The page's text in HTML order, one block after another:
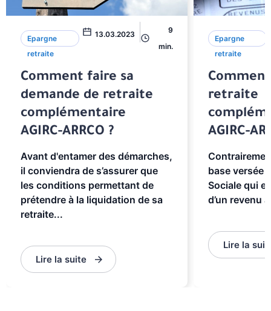
Epargne
retraite
13.03.2023
9
min.
Comment faire sa
demande de retraite
complémentaire
AGIRC-ARRCO ?
Avant d'entamer des démarches,
il conviendra de s’assurer que
les conditions permettant de
prétendre à la liquidation de sa
retraite...
Lire la suite
Epargne
retraite
retraite
AGIRC-
base versée
Sociale qui
d’un revenu
Lire la